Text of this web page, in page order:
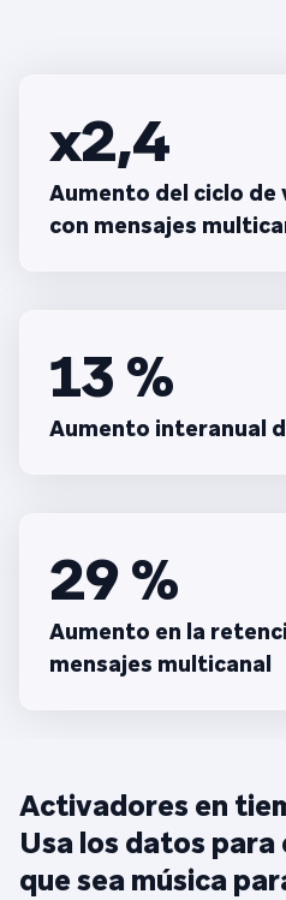
x2,4
Aumento del ciclo de
con mensajes
13 %
Aumento interanual
29 %
Aumento en la
mensajes multicanal
Activadores en
Usa los datos
que sea música